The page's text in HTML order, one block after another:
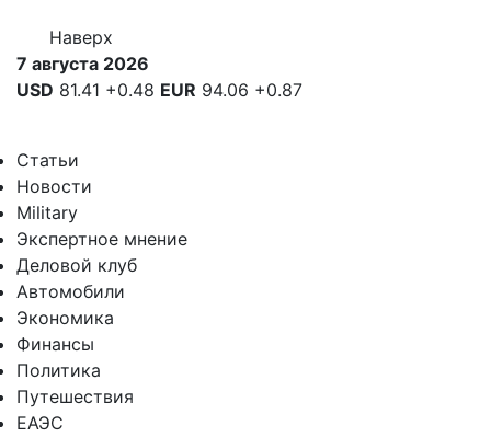
Наверх
7 августа 2026
USD 81.41 +0.48 EUR 94.06 +0.87
Статьи
Новости
Military
Экспертное мнение
Деловой клуб
Автомобили
Экономика
Финансы
Политика
Путешествия
ЕАЭС